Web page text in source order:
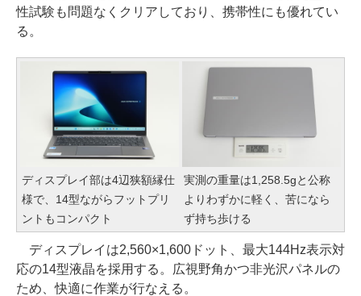
性試験も問題なくクリアしており、携帯性にも優れてい
る。
ディスプレイ部は4辺狭額縁仕
様で、14型ながらフットプリ
ントもコンパクト
実測の重量は1,258.5gと公称
よりわずかに軽く、苦になら
ず持ち歩ける
ディスプレイは2,560×1,600ドット、最大144Hz表示対
応の14型液晶を採用する。広視野角かつ非光沢パネルの
ため、快適に作業が行なえる。